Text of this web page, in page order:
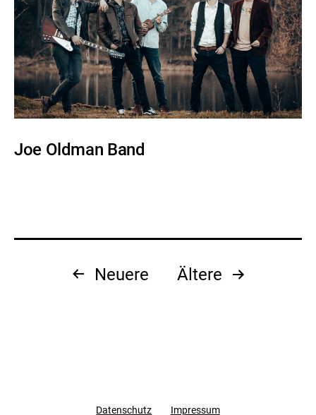
Joe Oldman Band
Seitennummerierung
Neuere Ältere
Datenschutz Impressum